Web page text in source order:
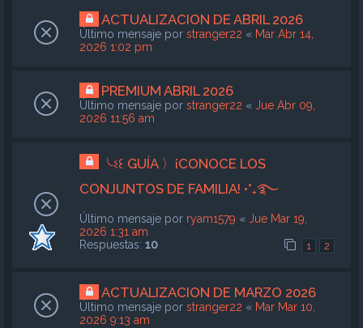
ACTUALIZACION DE ABRIL 2026
Último mensaje por stranger22 « Mar Abr 14,
2026 1:02 pm
PREMIUM ABRIL 2026
Último mensaje por stranger22 « Jue Abr 09,
2026 11:56 am
╰ଽ꒰ GUÍA 〉¡CONOCE LOS
CONJUNTOS DE FAMILIA! •°₊࿐
Último mensaje por ryam1579 « Jue Mar 19,
2026 1:31 am
Respuestas: 10 1 2
ACTUALIZACION DE MARZO 2026
Último mensaje por stranger22 « Mar Mar 10,
2026 9:13 am